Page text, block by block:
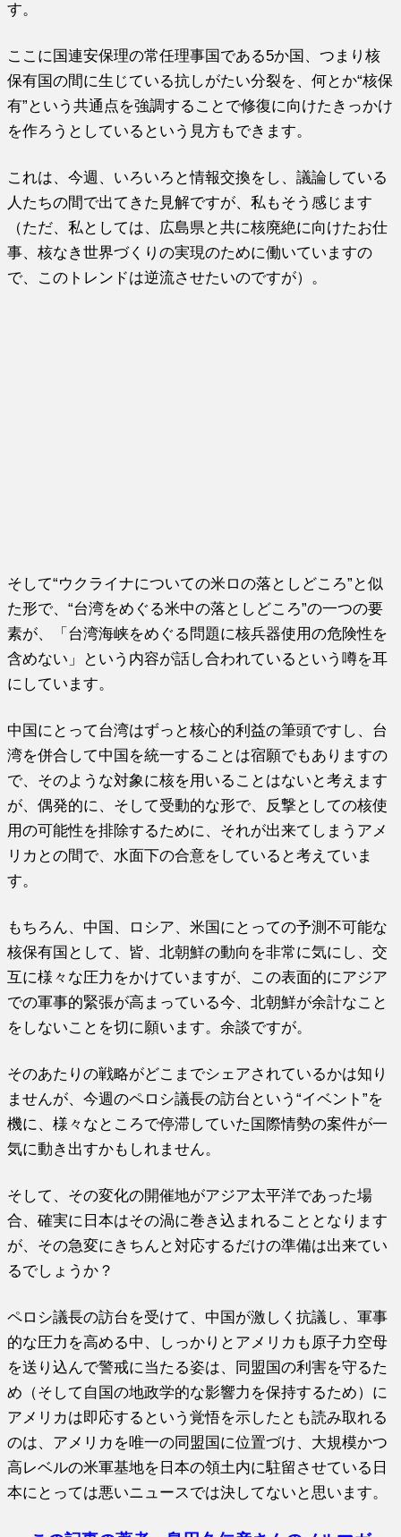
す。
ここに国連安保理の常任理事国である5か国、つまり核
保有国の間に生じている抗しがたい分裂を、何とか“核保
有”という共通点を強調することで修復に向けたきっかけ
を作ろうとしているという見方もできます。
これは、今週、いろいろと情報交換をし、議論している
人たちの間で出てきた見解ですが、私もそう感じます
（ただ、私としては、広島県と共に核廃絶に向けたお仕
事、核なき世界づくりの実現のために働いていますの
で、このトレンドは逆流させたいのですが）。
そして“ウクライナについての米ロの落としどころ”と似
た形で、“台湾をめぐる米中の落としどころ”の一つの要
素が、「台湾海峡をめぐる問題に核兵器使用の危険性を
含めない」という内容が話し合われているという噂を耳
にしています。
中国にとって台湾はずっと核心的利益の筆頭ですし、台
湾を併合して中国を統一することは宿願でもありますの
で、そのような対象に核を用いることはないと考えます
が、偶発的に、そして受動的な形で、反撃としての核使
用の可能性を排除するために、それが出来てしまうアメ
リカとの間で、水面下の合意をしていると考えていま
す。
もちろん、中国、ロシア、米国にとっての予測不可能な
核保有国として、皆、北朝鮮の動向を非常に気にし、交
互に様々な圧力をかけていますが、この表面的にアジア
での軍事的緊張が高まっている今、北朝鮮が余計なこと
をしないことを切に願います。余談ですが。
そのあたりの戦略がどこまでシェアされているかは知り
ませんが、今週のペロシ議長の訪台という“イベント”を
機に、様々なところで停滞していた国際情勢の案件が一
気に動き出すかもしれません。
そして、その変化の開催地がアジア太平洋であった場
合、確実に日本はその渦に巻き込まれることとなります
が、その急変にきちんと対応するだけの準備は出来てい
るでしょうか？
ペロシ議長の訪台を受けて、中国が激しく抗議し、軍事
的な圧力を高める中、しっかりとアメリカも原子力空母
を送り込んで警戒に当たる姿は、同盟国の利害を守るた
め（そして自国の地政学的な影響力を保持するため）に
アメリカは即応するという覚悟を示したとも読み取れる
のは、アメリカを唯一の同盟国に位置づけ、大規模かつ
高レベルの米軍基地を日本の領土内に駐留させている日
本にとっては悪いニュースでは決してないと思います。